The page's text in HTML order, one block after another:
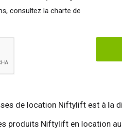
consultez la charte de
de location Niftylift est à la
produits Niftylift en location